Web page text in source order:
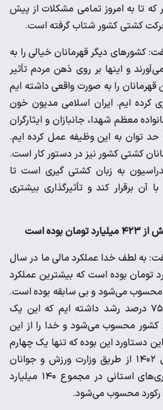
تا به امروز تمامی مشکلات از پیش
کشتی کشور شتاب گرفته است.
کشورهای دیگر قهرمانان خیالی را به
و اینها بر روی ذهن مردم تأثیر
قهرمانان را به صورت واقعی داشته ایم
کرده ایم. ایران اسلامی مدیون خون
معظم شهدا، جانبازان و ایثارگران
توان به این وظیفه عمل کرده ایم.
کشتی کشور نیز در دستور کار است.
به زبان کشتی گیری است تا
آن برقرار کند و تأثیرگذاری بیشتری
است
به لطف خدا عملکرد مالی ما در سال
از ۴۲۳ میلیارد تومان بوده است که بیشترین عملکرد
محسوب می‌شود و بی سابقه بوده است.
نسبت به سال ۱۴۰۱ ما ۷۵ درصد رشد داشته ایم که این یک
کشور محسوب می‌شود و خدا را از این
دستاورد این بوده که تنها یک چهارم
بودجه فدراسیون در سال ۱۴۰۲ از طریق وزارت ورزش و جوانان
بوده است. عملکرد همکاری‌های استانی در مجموع ۱۴۰ میلیارد
رکورد محسوب می‌شود.